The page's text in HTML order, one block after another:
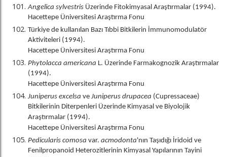
Angelica sylvestris Üzerinde Fitokimyasal Araştırmalar (1994).
Hacettepe Üniversitesi Araştırma Fonu
Türkiye de kullanılan Bazı Tıbbi Bitkilerin İmmunomodulatör
Aktiviteleri (1994).
Hacettepe Üniversitesi Araştırma Fonu
Phytolacca americana L. Üzerinde Farmakognozik Araştırmalar
(1994).
Hacettepe Üniversitesi Araştırma Fonu
Juniperus excelsa ve Juniperus drupacea (Cupressaceae)
Bitkilerinin Diterpenleri Üzerinde Kimyasal ve Biyolojik
Araştırmalar (1994).
Hacettepe Üniversitesi Araştırma Fonu
Pedicularis comosa var. acmodonta'nın Taşıdığı İridoid ve
Fenilpropanoid Heterozitlerinin Kimyasal Yapılarının Tayini